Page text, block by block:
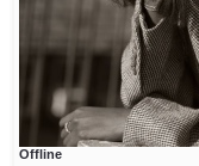
Offline